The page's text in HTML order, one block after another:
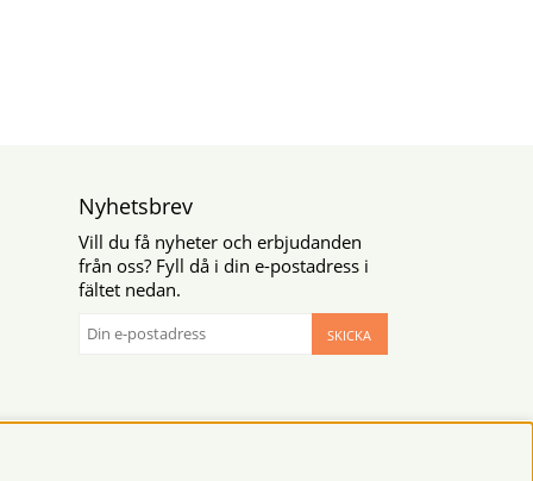
Nyhetsbrev
Vill du få nyheter och erbjudanden
från oss? Fyll då i din e-postadress i
fältet nedan.
SKICKA